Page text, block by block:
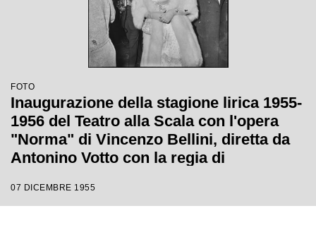
FOTO
Inaugurazione della stagione lirica 1955-
1956 del Teatro alla Scala con l'opera
"Norma" di Vincenzo Bellini, diretta da
Antonino Votto con la regia di
07 DICEMBRE 1955